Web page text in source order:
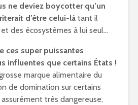
ne deviez boycotter qu’un
d’être celui-là tant il
des écosystèmes à lui seul…
ces super puissantes
influentes que certains États !
marque alimentaire du
de domination sur certains
très dangereuse,